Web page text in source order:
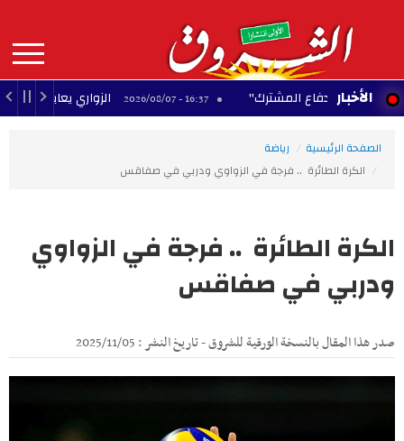
contenu
principal
MAIN
NAVIGATION الأخبار
للدفاع المشترك" 16:37 - 2026/08/07 الزواري يعاين مدخل العاصمة
الصفحة الرئيسية
رياضة
الكرة الطائرة .. فرجة في الزواوي ودربي في صفاقس
الكرة الطائرة .. فرجة في الزواوي
ودربي في صفاقس
صدر هذا المقال بالنسخة الورقية للشروق - تاريخ النشر : 2025/11/05